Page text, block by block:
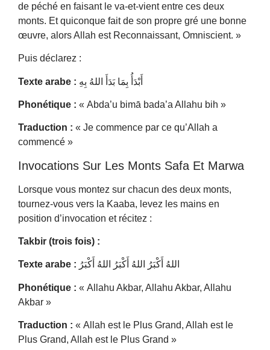
de péché en faisant le va-et-vient entre ces deux
monts. Et quiconque fait de son propre gré une bonne
œuvre, alors Allah est Reconnaissant, Omniscient. »
Puis déclarez :
Texte arabe : أَبْدَأُ بِمَا بَدَأَ اللهُ بِهِ
Phonétique : « Abda’u bimā bada’a Allahu bih »
Traduction : « Je commence par ce qu’Allah a
commencé »
Invocations Sur Les Monts Safa Et Marwa
Lorsque vous montez sur chacun des deux monts,
tournez-vous vers la Kaaba, levez les mains en
position d’invocation et récitez :
Takbir (trois fois) :
Texte arabe : اللهُ أَكْبَرُ اللهُ أَكْبَرُ اللهُ أَكْبَرُ
Phonétique : « Allahu Akbar, Allahu Akbar, Allahu
Akbar »
Traduction : « Allah est le Plus Grand, Allah est le
Plus Grand, Allah est le Plus Grand »